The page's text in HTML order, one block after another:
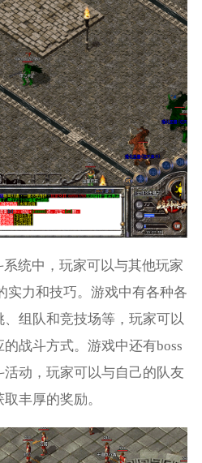
统中，玩家可以与其他玩家
实力和技巧。游戏中有各种各
组队和竞技场等，玩家可以
战斗方式。游戏中还有boss
动，玩家可以与自己的队友
丰厚的奖励。